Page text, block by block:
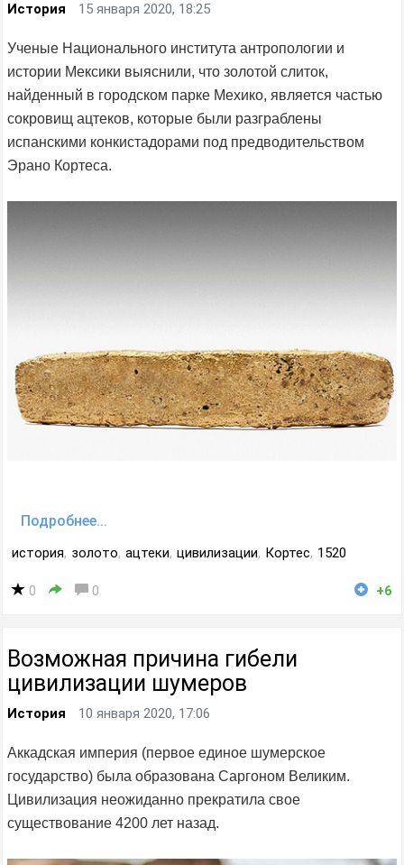
История 15 января 2020, 18:25
Ученые Национального института антропологии и
истории Мексики выяснили, что золотой слиток,
найденный в городском парке Мехико, является частью
сокровищ ацтеков, которые были разграблены
испанскими конкистадорами под предводительством
Эрано Кортеса.
Подробнее...
история, золото, ацтеки, цивилизации, Кортес, 1520
0 0 +6
Возможная причина гибели
цивилизации шумеров
История 10 января 2020, 17:06
Аккадская империя (первое единое шумерское
государство) была образована Саргоном Великим.
Цивилизация неожиданно прекратила свое
существование 4200 лет назад.